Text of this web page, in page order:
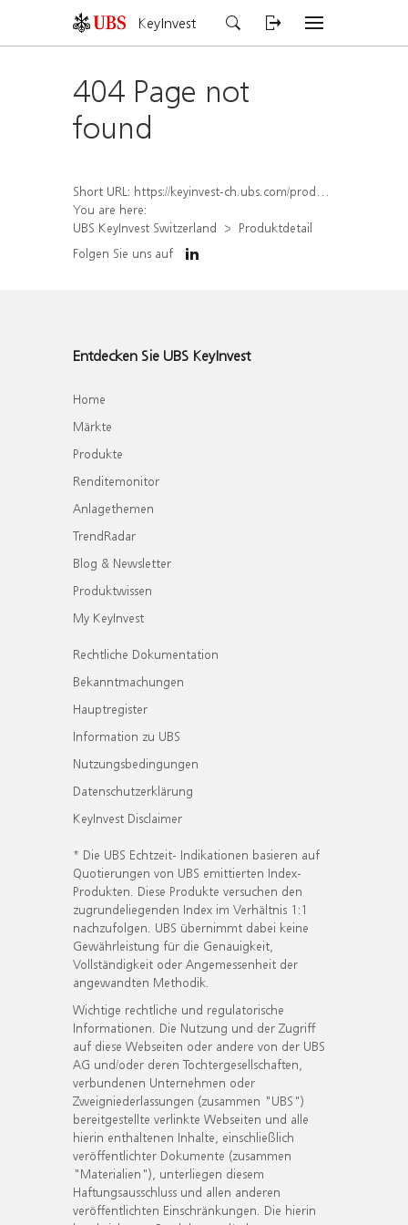
KeyInvest
404 Page not
found
Short URL: https://keyinvest-ch.ubs.com/produkt/detail/index/isin/CH1562190913
You are here:
UBS KeyInvest Switzerland
Produktdetail
Folgen Sie uns auf
Entdecken Sie UBS KeyInvest
Home
Märkte
Produkte
Renditemonitor
Anlagethemen
TrendRadar
Blog & Newsletter
Produktwissen
My KeyInvest
Rechtliche Dokumentation
Bekanntmachungen
Hauptregister
Information zu UBS
Nutzungsbedingungen
Datenschutzerklärung
KeyInvest Disclaimer
* Die UBS Echtzeit- Indikationen basieren auf
Quotierungen von UBS emittierten Index-
Produkten. Diese Produkte versuchen den
zugrundeliegenden Index im Verhältnis 1:1
nachzufolgen. UBS übernimmt dabei keine
Gewährleistung für die Genauigkeit,
Vollständigkeit oder Angemessenheit der
angewandten Methodik.
Wichtige rechtliche und regulatorische
Informationen. Die Nutzung und der Zugriff
auf diese Webseiten oder andere von der UBS
AG und/oder deren Tochtergesellschaften,
verbundenen Unternehmen oder
Zweigniederlassungen (zusammen "UBS")
bereitgestellte verlinkte Webseiten und alle
hierin enthaltenen Inhalte, einschließlich
veröffentlichter Dokumente (zusammen
"Materialien"), unterliegen diesem
Haftungsausschluss und allen anderen
veröffentlichten Einschränkungen. Die hierin